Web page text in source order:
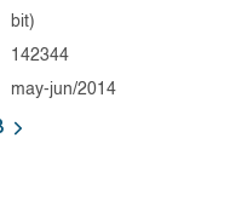
bit)
142344
may-jun/2014